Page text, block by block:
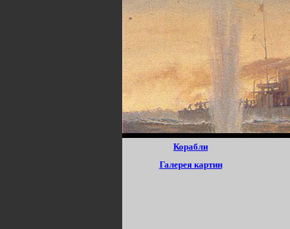
Корабли
Галерея картин